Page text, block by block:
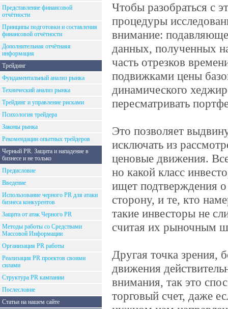
Представление финансовой
отчётности
Принципы подготовки и составления
финансовой отчётности
Дополнительная отчётнаяя
информация
Трейдинг
Фундаментальный анализ рынка
Технический анализ рынка
Трейдинг и управление рисками
Психология трейдера
Законы рынка
Рекомендации опытных трейдеров
Черный PR. Защита и нападение в
бизнесе и не только
Предисловие
Введение
Использование черного PR для атаки
бизнеса конкурентов
Защита от атак Черного PR
Методы работы со Средствами
Массовой Информации
Организация PR работы
Реализация PR проектов своими
силами
Структура PR кампании
Послесловие
Статьи на нашем сайте
Чтобы разобраться с
процедуры
внимание:
данных, полученных
часть отрезков
подвижками цены
динамического
пересматривать
Это позволяет
исключать из
ценовые движения.
но какой класс
ищет подтверждения
сторону, и те, кто
такие инвесторы не
считая их рыночным
Другая точка зрения,
движения
внимания, так это
торговый счет, даже